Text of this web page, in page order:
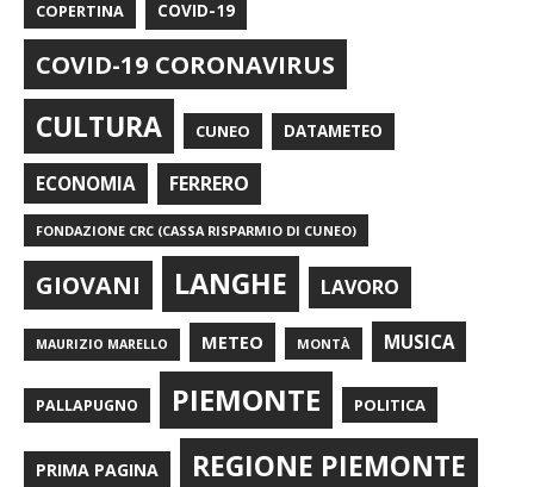
COPERTINA COVID-19
COVID-19 CORONAVIRUS
CULTURA CUNEO DATAMETEO
ECONOMIA FERRERO
FONDAZIONE CRC (CASSA RISPARMIO DI CUNEO)
GIOVANI LANGHE LAVORO
MAURIZIO MARELLO METEO MONTÀ MUSICA
PALLAPUGNO PIEMONTE POLITICA
PRIMA PAGINA REGIONE PIEMONTE